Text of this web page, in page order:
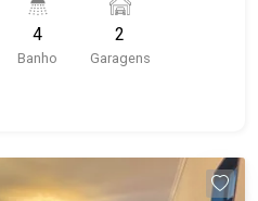
à Cobasi, Savegnago,
Lucas
4
Banho
2
Garagens